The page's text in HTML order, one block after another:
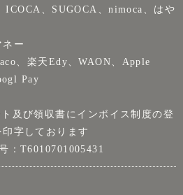
ICOCA、SUGOCA、nimoca、はや
ー
、楽天Edy、WAON、Apple
Pay
及び領収書にインボイス制度の登
字しております
：T6010701005431